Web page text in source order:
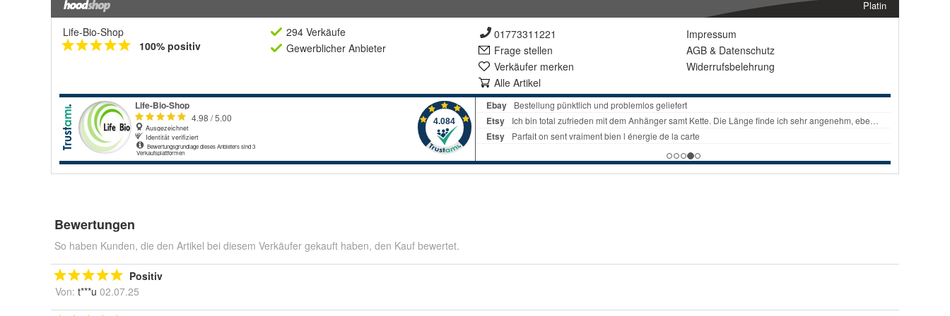
Platin
Life-Bio-Shop
100% positiv
294 Verkäufe
Gewerblicher Anbieter
01773311221
Frage stellen
Verkäufer merken
Alle Artikel
Impressum
AGB & Datenschutz
Widerrufsbelehrung
Bewertungen
So haben Kunden, die den Artikel bei diesem Verkäufer gekauft haben, den Kauf bewertet.
Positiv
Von: t***u 02.07.25